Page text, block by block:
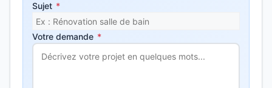
Sujet *
Votre demande *